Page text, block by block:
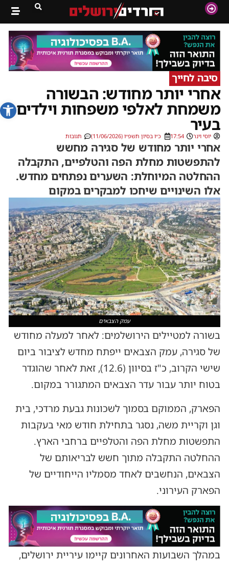
פתח
סיבה לחייך
אחרי יותר מחודש: הבשורה
משמחת לאלפי משפחות וילדים
בעיר
יוסי וינר 17:54 כ״ו בסיון תשפ״ו (11/06/2026) תגובות
אחרי יותר מחודש של סגירה מחשש
להתפשטות מחלת הפה והטלפיים, התקבלה
ההחלטה המיוחלת: השערים נפתחים מחדש.
אלו השינויים שיחכו למבקרים במקום
עמק הצבאים
בשורה למטיילים הירושלמים: לאחר למעלה מחודש
של סגירה, עמק הצבאים ייפתח מחדש לציבור ביום
שישי הקרוב, כ"ז בסיוון (12.6), זאת לאחר שהוגדר
בטוח יותר עבור עדר הצבאים המתגורר במקום.
הפארק, הממוקם בסמוך לשכונות גבעת מרדכי, בית
וגן וקריית משה, נסגר בתחילת חודש מאי בעקבות
התפשטות מחלת הפה והטלפיים ברחבי הארץ.
ההחלטה התקבלה מתוך חשש לבריאותם של
הצבאים, הנחשבים לאחד מסמליו הייחודיים של
הפארק העירוני.
במהלך השבועות האחרונים קיימו עיריית ירושלים,